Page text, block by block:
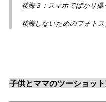
後悔３：スマホでばかり
後悔しないためのフォト
子供とママのツーショッ